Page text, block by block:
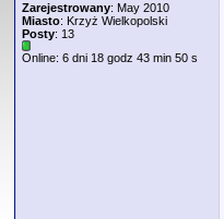
Zarejestrowany: May 2010
Miasto: Krzyż Wielkopolski
Posty: 13
Online: 6 dni 18 godz 43 min 50 s